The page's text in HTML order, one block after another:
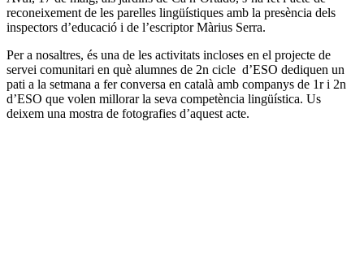
reconeixement de les parelles lingüístiques amb la presència dels
inspectors d’educació i de l’escriptor Màrius Serra.
Per a nosaltres, és una de les activitats incloses en el projecte de
servei comunitari en què alumnes de 2n cicle d’ESO dediquen un
pati a la setmana a fer conversa en català amb companys de 1r i 2n
d’ESO que volen millorar la seva competència lingüística. Us
deixem una mostra de fotografies d’aquest acte.